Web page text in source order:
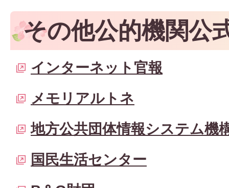
その他公的機関公
インターネット官報
メモリアルトネ
地方公共団体情報システム機
国民生活センター